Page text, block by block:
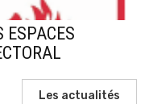
ESPACES
Les actualités